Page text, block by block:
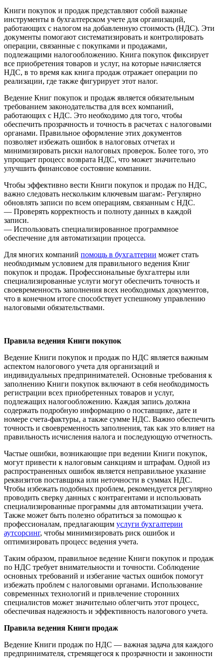
Книги покупок и продаж представляют собой важные
инструменты в бухгалтерском учете для организаций,
работающих с налогом на добавленную стоимость (НДС). Эти
документы помогают систематизировать и контролировать
операции, связанные с покупками и продажами,
подлежащими налогообложению. Книга покупок фиксирует
все приобретения товаров и услуг, на которые начисляется
НДС, в то время как книга продаж отражает операции по
реализации, где также фигурирует этот налог.
Ведение Книг покупок и продаж является обязательным
требованием законодательства для всех компаний,
работающих с НДС. Это необходимо для того, чтобы
обеспечить прозрачность и точность в расчетах с налоговыми
органами. Правильное оформление этих документов
позволяет избежать ошибок в налоговых отчетах и
минимизировать риски налоговых проверок. Более того, это
упрощает процесс возврата НДС, что может значительно
улучшить финансовое состояние компании.
Чтобы эффективно вести Книги покупок и продаж по НДС,
важно следовать нескольким ключевым шагам:- Регулярно
обновлять записи по всем операциям, связанным с НДС.
— Проверять корректность и полноту данных в каждой
записи.
— Использовать специализированное программное
обеспечение для автоматизации процесса.
Для многих компаний помощь в бухгалтерии может стать
необходимым условием для правильного ведения Книг
покупок и продаж. Профессиональные бухгалтеры или
специализированные услуги могут обеспечить точность и
своевременность заполнения всех необходимых документов,
что в конечном итоге способствует успешному управлению
налоговыми обязательствами.
Правила ведения Книги покупок
Ведение Книги покупок и продаж по НДС является важным
аспектом налогового учета для организаций и
индивидуальных предпринимателей. Основные требования к
заполнению Книги покупок включают в себя необходимость
регистрации всех приобретенных товаров и услуг,
подлежащих налогообложению. Каждая запись должна
содержать подробную информацию о поставщике, дате и
номере счета-фактуры, а также сумме НДС. Важно обеспечить
точность и своевременность заполнения, так как это влияет на
правильность исчисления налога и последующую отчетность.
Частые ошибки, возникающие при ведении Книги покупок,
могут привести к налоговым санкциям и штрафам. Одной из
распространенных ошибок является неправильное указание
реквизитов поставщика или неточности в суммах НДС.
Чтобы избежать подобных проблем, рекомендуется регулярно
проводить сверку данных с контрагентами и использовать
специализированные программы для автоматизации учета.
Также может быть полезно обратиться за помощью к
профессионалам, предлагающим услуги бухгалтерии
аутсорсинг, чтобы минимизировать риск ошибок и
оптимизировать процесс ведения учета.
Таким образом, правильное ведение Книги покупок и продаж
по НДС требует внимательности и точности. Соблюдение
основных требований и избегание частых ошибок помогут
избежать проблем с налоговыми органами. Использование
современных технологий и привлечение сторонних
специалистов может значительно облегчить этот процесс,
обеспечивая надежность и эффективность налогового учета.
Правила ведения Книги продаж
Ведение Книги продаж по НДС — важная задача для каждого
предпринимателя, стремящегося к прозрачности и законности